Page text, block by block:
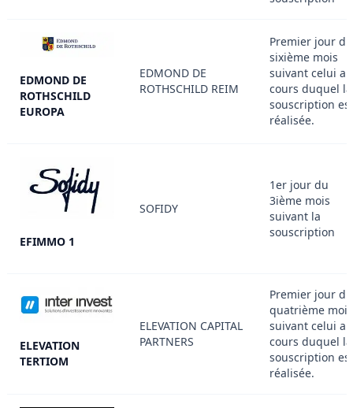
EDMOND DE
ROTHSCHILD
EUROPA
EDMOND DE
ROTHSCHILD REIM
Premier jour du
sixième mois
suivant celui au
cours duquel la
souscription est
réalisée.
EFIMMO 1
SOFIDY
1er jour du
3ième mois
suivant la
souscription
ELEVATION
TERTIOM
ELEVATION CAPITAL
PARTNERS
Premier jour du
quatrième mois
suivant celui au
cours duquel la
souscription est
réalisée.